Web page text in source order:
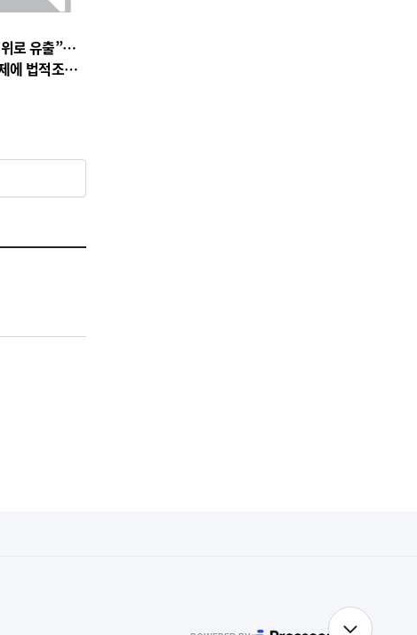
로 유출”…
에 법적조치